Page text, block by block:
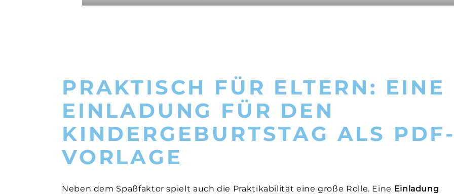
PRAKTISCH FÜR ELTERN: EINE
EINLADUNG FÜR DEN
KINDERGEBURTSTAG ALS PDF-
VORLAGE
Neben dem Spaßfaktor spielt auch die Praktikabilität eine große Rolle. Eine Einladung